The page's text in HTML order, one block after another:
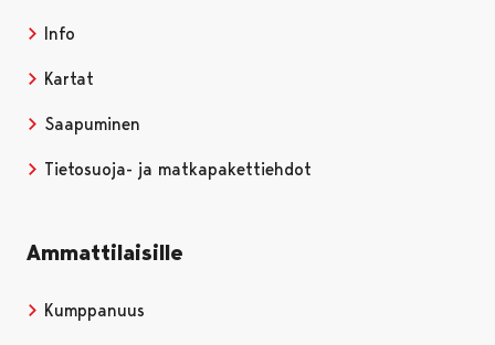
Info
Kartat
Saapuminen
Tietosuoja- ja matkapakettiehdot
Ammattilaisille
Kumppanuus